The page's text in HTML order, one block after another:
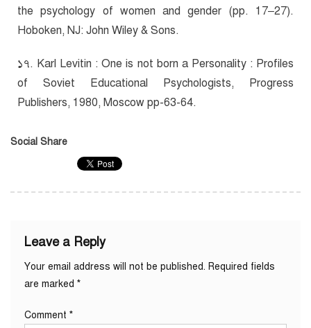
the psychology of women and gender (pp. 17–27).
Hoboken, NJ: John Wiley & Sons.
১৭. Karl Levitin : One is not born a Personality : Profiles
of Soviet Educational Psychologists, Progress
Publishers, 1980, Moscow pp-63-64.
Social Share
Leave a Reply
Your email address will not be published. Required fields
are marked *
Comment *